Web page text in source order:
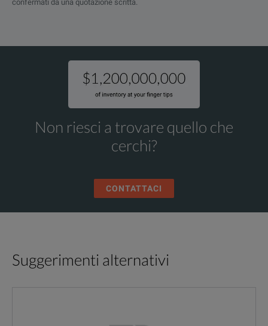
confermati da una quotazione scritta.
Non riesci a trovare quello che
cerchi?
CONTATTACI
Suggerimenti alternativi